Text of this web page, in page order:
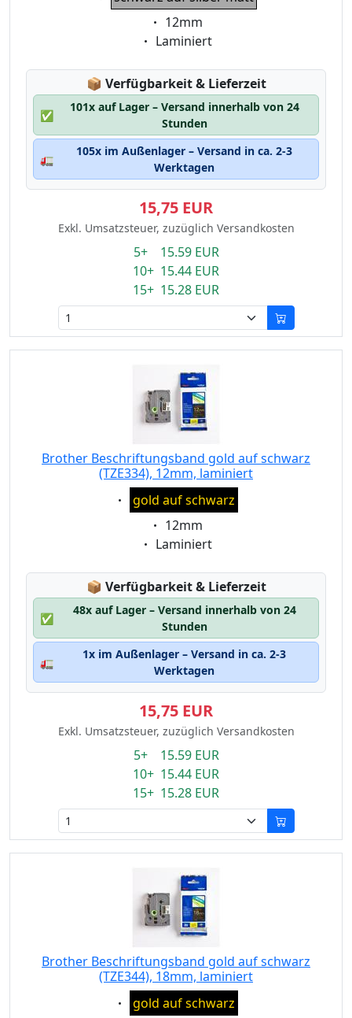
Eigenschaft:
12mm
Eigenschaft:
Laminiert
📦 Lagerstatus:
Verfügbarkeit & Lieferzeit
✅
101x auf Lager – Versand innerhalb von 24
Stunden
🚛
105x im Außenlager – Versand in ca. 2-3
Werktagen
15,75 EUR
Exkl. Umsatzsteuer, zuzüglich Versandkosten
5+ 15.59 EUR
10+ 15.44 EUR
15+ 15.28 EUR
Brother Beschriftungsband gold auf schwarz
(TZE334), 12mm, laminiert
Eigenschaft:
gold auf schwarz
Eigenschaft:
12mm
Eigenschaft:
Laminiert
📦 Lagerstatus:
Verfügbarkeit & Lieferzeit
✅
48x auf Lager – Versand innerhalb von 24
Stunden
🚛
1x im Außenlager – Versand in ca. 2-3
Werktagen
15,75 EUR
Exkl. Umsatzsteuer, zuzüglich Versandkosten
5+ 15.59 EUR
10+ 15.44 EUR
15+ 15.28 EUR
Brother Beschriftungsband gold auf schwarz
(TZE344), 18mm, laminiert
Eigenschaft:
gold auf schwarz